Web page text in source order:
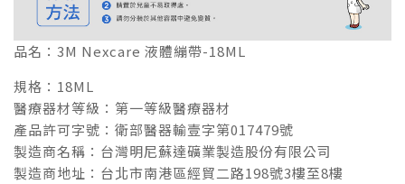
品名：3M Nexcare 液體繃帶-18ML
規格：18ML
醫療器材等級：第一等級醫療器材
產品許可字號：衛部醫器輸壹字第017479號
製造商名稱：台灣明尼蘇達礦業製造股份有限公司
製造商地址：台北市南港區經貿二路198號3樓至8樓